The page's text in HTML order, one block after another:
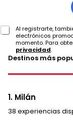
Al registrarte,
electrónicos
momento. Para
privacidad.
Destinos más
1. Milán
38 experiencias